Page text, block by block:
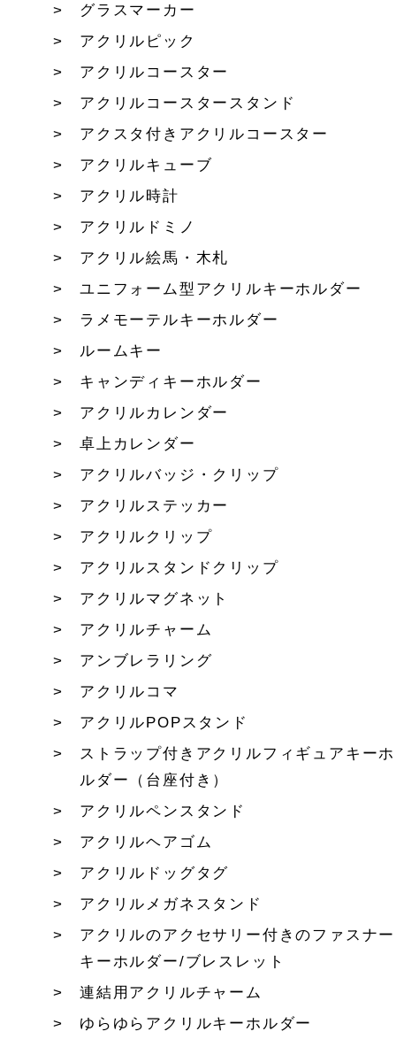
グラスマーカー
アクリルピック
アクリルコースター
アクリルコースタースタンド
アクスタ付きアクリルコースター
アクリルキューブ
アクリル時計
アクリルドミノ
アクリル絵馬・木札
ユニフォーム型アクリルキーホルダー
ラメモーテルキーホルダー
ルームキー
キャンディキーホルダー
アクリルカレンダー
卓上カレンダー
アクリルバッジ・クリップ
アクリルステッカー
アクリルクリップ
アクリルスタンドクリップ
アクリルマグネット
アクリルチャーム
アンブレラリング
アクリルコマ
アクリルPOPスタンド
ストラップ付きアクリルフィギュアキーホ
ルダー（台座付き）
アクリルペンスタンド
アクリルヘアゴム
アクリルドッグタグ
アクリルメガネスタンド
アクリルのアクセサリー付きのファスナー
キーホルダー/ブレスレット
連結用アクリルチャーム
ゆらゆらアクリルキーホルダー